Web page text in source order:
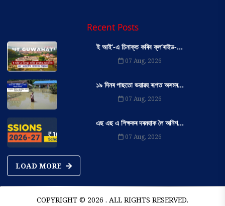
Recent Posts
ই আই’-এ চিনাক্ত কৰিব ফ্ল’ৰাইড-...
07 Aug, 2026
১৯ দিনৰ পাছতো ভয়াৱহ ৰূপত অসমৰ...
07 Aug, 2026
এছ এছ এ শিক্ষকৰ দৰমহাক লৈ অনিশ...
07 Aug, 2026
LOAD MORE
COPYRIGHT © 2026 . ALL RIGHTS RESERVED.